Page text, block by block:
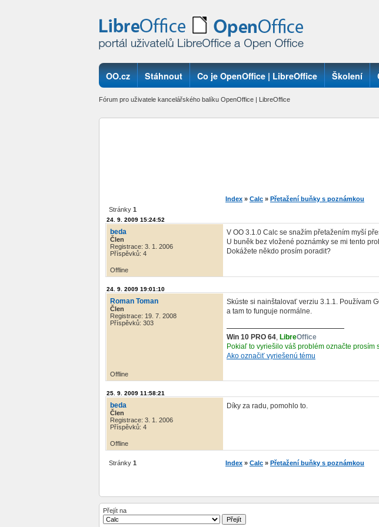
OO.cz Stáhnout Co je OpenOffice | LibreOffice Školení
Fórum pro uživatele kancelářského balíku OpenOffice | LibreOffice
Index » Calc » Přetažení buňky s poznámkou
Stránky 1
24. 9. 2009 15:24:52
beda
Člen
Registrace: 3. 1. 2006
Příspěvků: 4
V OO 3.1.0 Calc se snažím přetažením myší
U buněk bez vložené poznámky se mi tento
Dokážete někdo prosím poradit?
Offline
24. 9. 2009 19:01:10
Roman Toman
Člen
Registrace: 19. 7. 2008
Příspěvků: 303
Skúste si nainštalovať verziu 3.1.1. Používam
a tam to funguje normálne.
Win 10 PRO 64, LibreOffice
Pokiaľ to vyriešilo váš problém označte prosím
Ako označiť vyriešenú tému
Offline
25. 9. 2009 11:58:21
beda
Člen
Registrace: 3. 1. 2006
Příspěvků: 4
Díky za radu, pomohlo to.
Offline
Stránky 1 Index » Calc » Přetažení buňky s poznámkou
Přejít na